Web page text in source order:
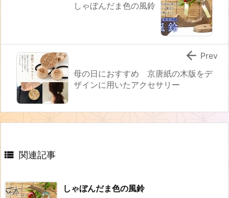
しゃぼんだま色の風鈴
母の日におすすめ 京唐紙の木版をデ
ザインに用いたアクセサリー
 Prev
 関連記事
しゃぼんだま色の風鈴